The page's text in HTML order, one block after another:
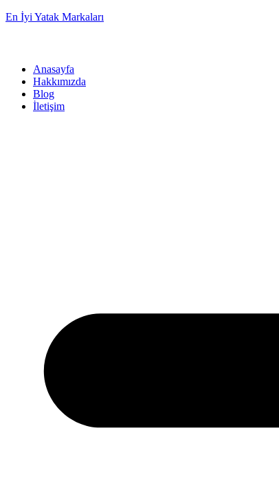
En İyi Yatak Markaları
Anasayfa
Hakkımızda
Blog
İletişim